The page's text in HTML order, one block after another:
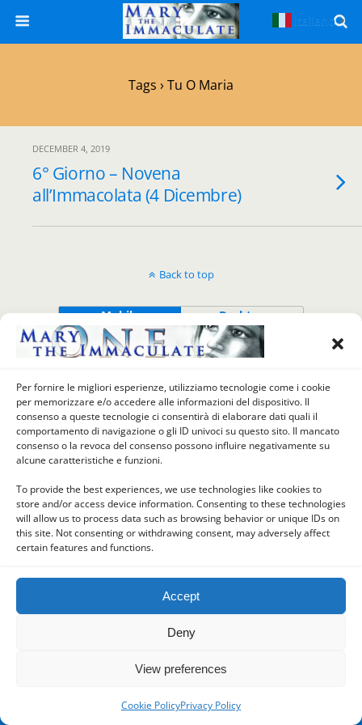
Per fornire le migliori esperienze, utilizziamo tecnologie come i cookie
per memorizzare e/o accedere alle informazioni del dispositivo. Il
consenso a queste tecnologie ci consentirà di elaborare dati quali il
comportamento di navigazione o gli ID univoci su questo sito. Il mancato
consenso o la revoca del consenso possono influire negativamente su
alcune caratteristiche e funzioni.
To provide the best experiences, we use technologies like cookies to
store and/or access device information. Consenting to these technologies
will allow us to process data such as browsing behavior or unique IDs on
this site. Not consenting or withdrawing consent, may adversely affect
certain features and functions.
Accept
Deny
View preferences
Cookie PolicyPrivacy Policy
Tags › Tu O Maria
DECEMBER 4, 2019
6° Giorno – Novena
all’Immacolata (4 Dicembre)
Back to top
Mobile Desktop
Italiano ▼
Powered by
WPtouch Mobile Suite for WordPress